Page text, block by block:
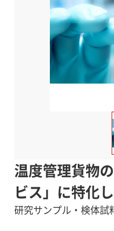
温度管理貨物
ビス」に特化
研究サンプル・検体試